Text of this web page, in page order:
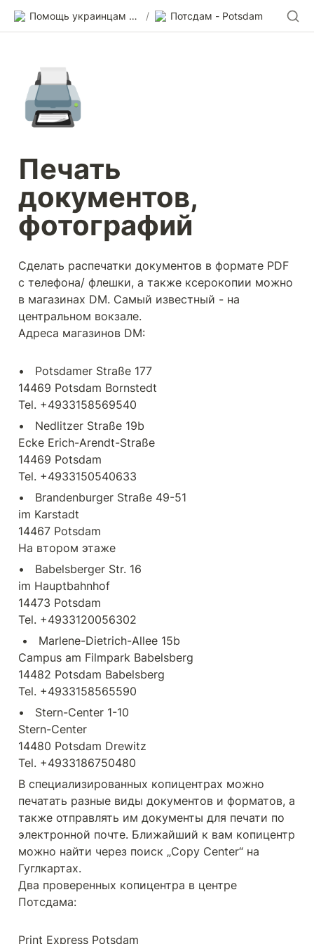
Помощь украинцам в Германии / Потсдам - Potsdam
🖨️
Печать
документов,
фотографий
Сделать распечатки документов в формате PDF
с телефона/ флешки, а также ксерокопии можно
в магазинах DM. Самый известный - на
центральном вокзале.
Адреса магазинов DM:
•   Potsdamer Straße 177
14469 Potsdam Bornstedt
•   Nedlitzer Straße 19b
Ecke Erich-Arendt-Straße
14469 Potsdam
•   Brandenburger Straße 49-51
im Karstadt
14467 Potsdam
•   Babelsberger Str. 16
im Hauptbahnhof
14473 Potsdam
Campus am Filmpark Babelsberg
14482 Potsdam Babelsberg
•   Stern-Center 1-10
Stern-Center
14480 Potsdam Drewitz
В специализированных копицентрах можно
печатать разные виды документов и форматов, а
также отправлять им документы для печати по
электронной почте. Ближайший к вам копицентр
можно найти через поиск „Copy Center“ на
Гуглкартах.
Два проверенных копицентра в центре
Потсдама:
Print Express Potsdam